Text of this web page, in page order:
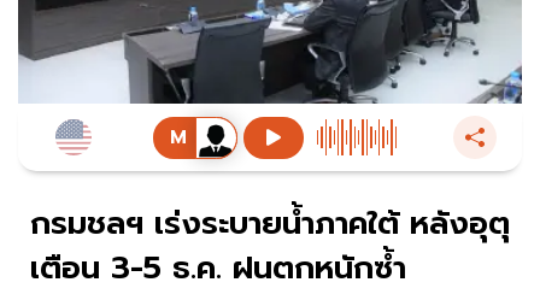
กรมชลฯ เร่งระบายน้ำภาคใต้ หลังอุตุ
เตือน 3-5 ธ.ค. ฝนตกหนักซ้ำ